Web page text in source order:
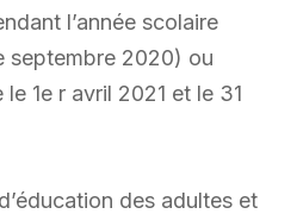
l’année scolaire
septembre 2020) ou
1e r avril 2021 et le 31
des adultes et